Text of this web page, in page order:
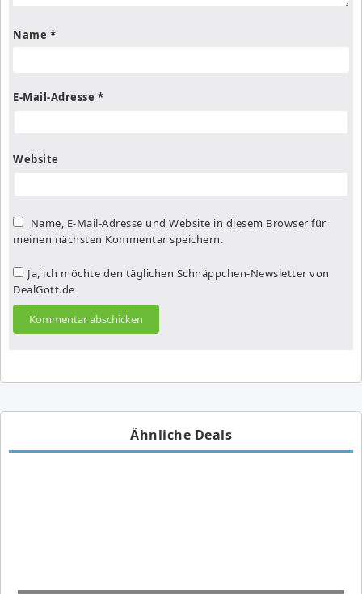
Name *
E-Mail-Adresse *
Website
Name, E-Mail-Adresse und Website in diesem Browser für
meinen nächsten Kommentar speichern.
Ja, ich möchte den täglichen Schnäppchen-Newsletter von
DealGott.de
Ähnliche Deals